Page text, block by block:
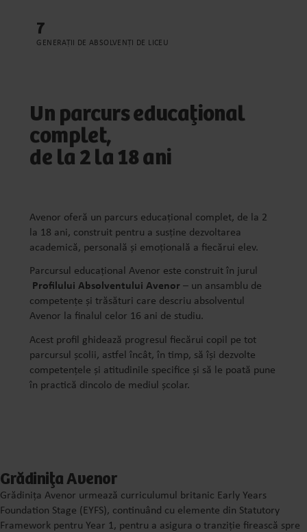
7
GENERAȚII DE ABSOLVENȚI DE LICEU
Un parcurs educațional
complet,
de la 2 la 18 ani
Avenor oferă un parcurs educațional complet, de la 2
la 18 ani, construit pentru a susține dezvoltarea
academică, personală și emoțională a fiecărui elev.
Parcursul educațional Avenor este construit în jurul
Profilului Absolventului Avenor – un ansamblu de
competențe și trăsături care descriu absolventul
Avenor la finalul celor 16 ani de studiu.
Acest profil ghidează progresul fiecărui copil pe tot
parcursul școlii, astfel încât, în timp, să își dezvolte
competențele și atitudinile specifice și să le poată pune
în practică dincolo de mediul școlar.
Grădinița Avenor
Grădinița Avenor urmează curriculumul britanic Early Years
Foundation Stage (EYFS), continuând cu elemente din Statutory
Framework pentru Year 1, pentru a asigura o tranziție firească spre